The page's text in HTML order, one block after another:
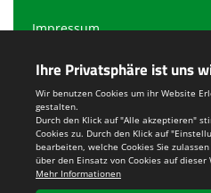
Impressum
Teamsports 2
Dein Sportverein online